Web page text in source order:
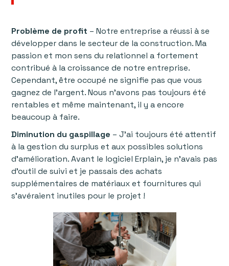
Problème de profit – Notre entreprise a réussi à se
développer dans le secteur de la construction. Ma
passion et mon sens du relationnel a fortement
contribué à la croissance de notre entreprise.
Cependant, être occupé ne signifie pas que vous
gagnez de l'argent. Nous n'avons pas toujours été
rentables et même maintenant, il y a encore
beaucoup à faire.
Diminution du gaspillage – J'ai toujours été attentif
à la gestion du surplus et aux possibles solutions
d’amélioration. Avant le logiciel Erplain, je n'avais pas
d'outil de suivi et je passais des achats
supplémentaires de matériaux et fournitures qui
s’avéraient inutiles pour le projet !